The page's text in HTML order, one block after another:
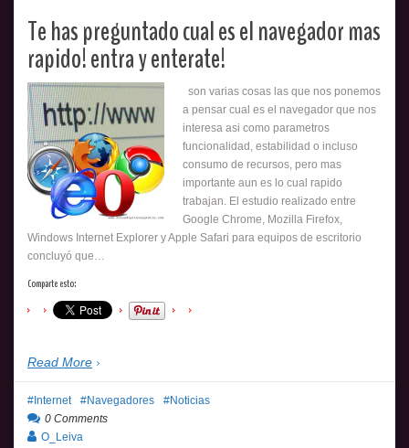
Te has preguntado cual es el navegador mas
rapido! entra y enterate!
son varias cosas las que nos ponemos
a pensar cual es el navegador que nos
interesa asi como parametros
funcionalidad, estabilidad o incluso
consumo de recursos, pero mas
importante aun es lo cual rapido
trabajan. El estudio realizado entre
Google Chrome, Mozilla Firefox,
Windows Internet Explorer y Apple Safari para equipos de escritorio
concluyó que…
Comparte esto:
Read More
Internet Navegadores
Noticias
0 Comments
O_Leiva